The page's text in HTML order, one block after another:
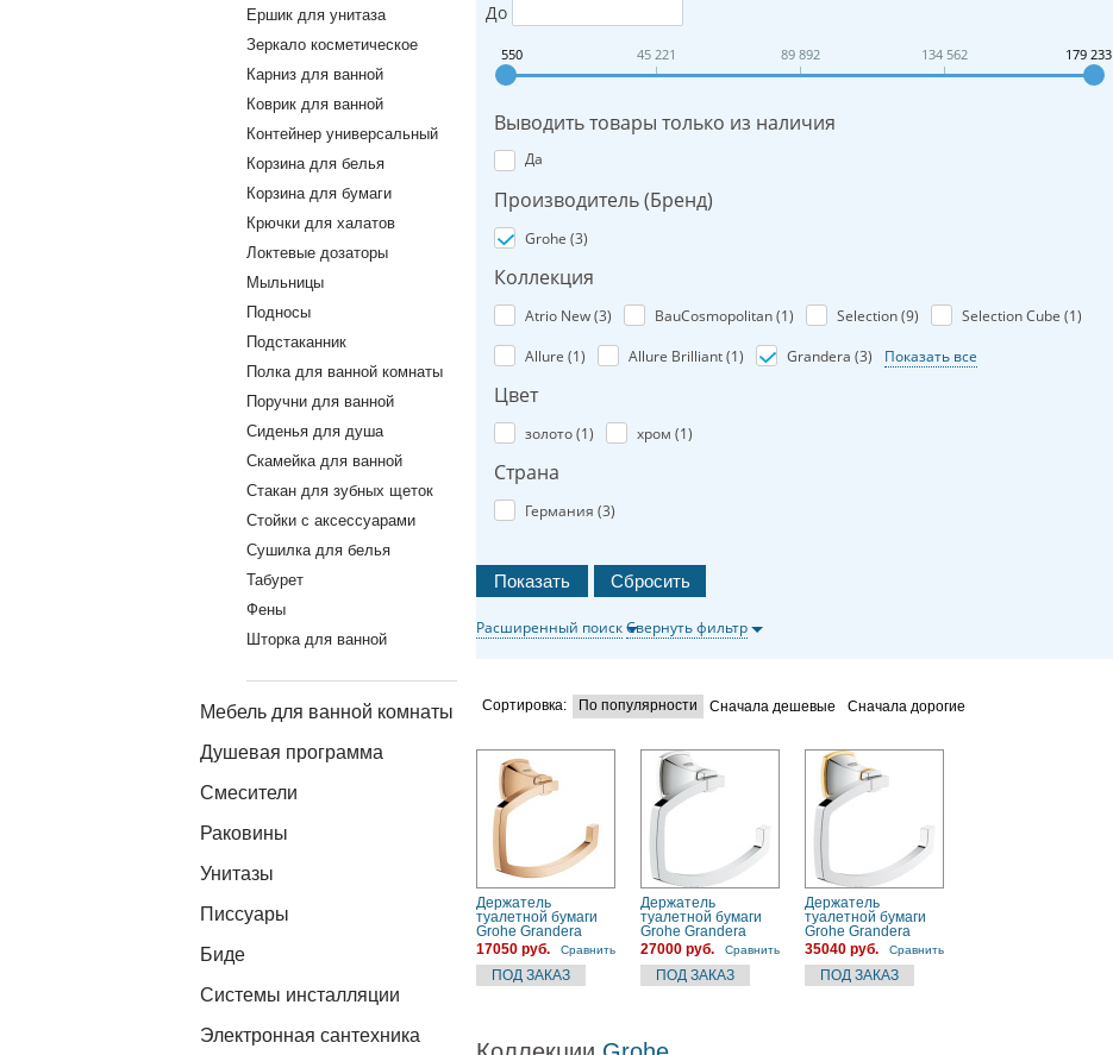
Ершик для унитаза
Зеркало косметическое
Карниз для ванной
Коврик для ванной
Контейнер универсальный
Корзина для белья
Корзина для бумаги
Крючки для халатов
Локтевые дозаторы
Мыльницы
Подносы
Подстаканник
Полка для ванной комнаты
Поручни для ванной
Сиденья для душа
Скамейка для ванной
Стакан для зубных щеток
Стойки с аксессуарами
Сушилка для белья
Табурет
Фены
Шторка для ванной
Мебель для ванной комнаты
Душевая программа
Смесители
Раковины
Унитазы
Писсуары
Биде
Системы инсталляции
Электронная сантехника
До
550 45 221 89 892 134 562 179 233
Выводить товары только из наличия
Да
Производитель (Бренд)
Grohe (3)
Коллекция
Atrio New (3) BauCosmopolitan (1) Selection (9) Selection Cube (1)
Allure (1) Allure Brilliant (1) Grandera (3) Показать все
Цвет
золото (1) хром (1)
Страна
Германия (3)
Расширенный поискСвернуть фильтр
Сортировка: По популярности Сначала дешевые Сначала дорогие
Держатель
туалетной бумаги
Grohe Grandera
(40625GL0)
17050 руб. Сравнить
Держатель
туалетной бумаги
Grohe Grandera
(40625000) хром
27000 руб. Сравнить
Держатель
туалетной бумаги
Grohe Grandera
(40625IG0) золото
35040 руб. Сравнить